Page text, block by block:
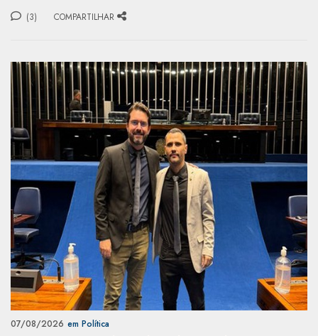
(3) COMPARTILHAR
07/08/2026 em Política